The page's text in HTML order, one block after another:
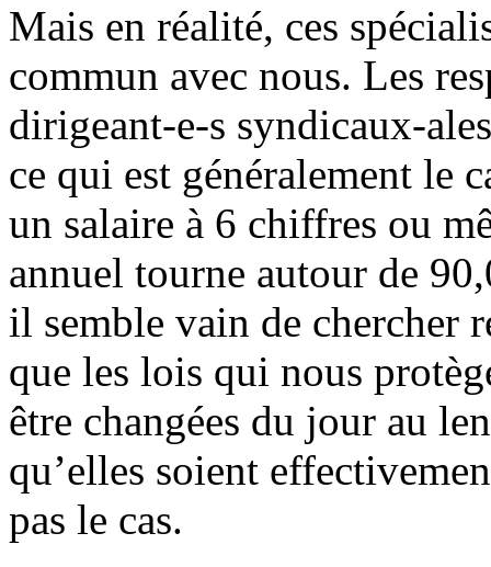
Mais en réalité, ces
commun avec nous. Les
dirigeant-e-s syndicaux-
ce qui est généralement le
un salaire à 6 chiffres ou
annuel tourne autour de
il semble vain de chercher
que les lois qui nous
être changées du jour au
qu’elles soient
pas le cas.